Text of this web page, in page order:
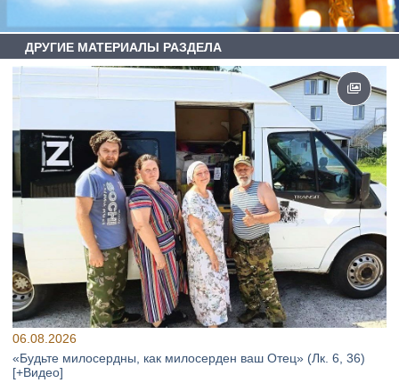
ДРУГИЕ МАТЕРИАЛЫ РАЗДЕЛА
06.08.2026
«Будьте милосердны, как милосерден ваш Отец» (Лк. 6, 36)
[+Видео]